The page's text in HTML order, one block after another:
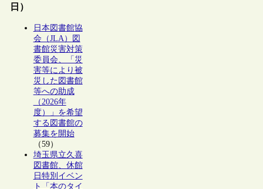
日）
日本図書館協
会（JLA）図
書館災害対策
委員会、「災
害等により被
災した図書館
等への助成
（2026年
度）」を希望
する図書館の
募集を開始
（59）
埼玉県立久喜
図書館、休館
日特別イベン
ト「本のタイ